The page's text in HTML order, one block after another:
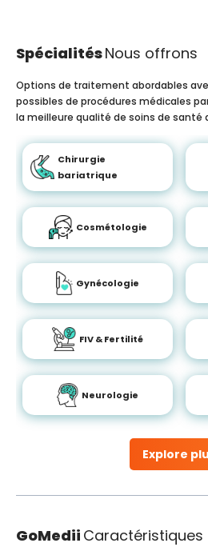
SpécialitésNous offrons
Explore
Options de traitement abordables
possibles de procédures médicales
la meilleure qualité de soins de santé
Chirurgie
bariatrique
Cosmétologie
Gynécologie
FIV & Fertilité
Neurologie
GoMedii Caractéristiques